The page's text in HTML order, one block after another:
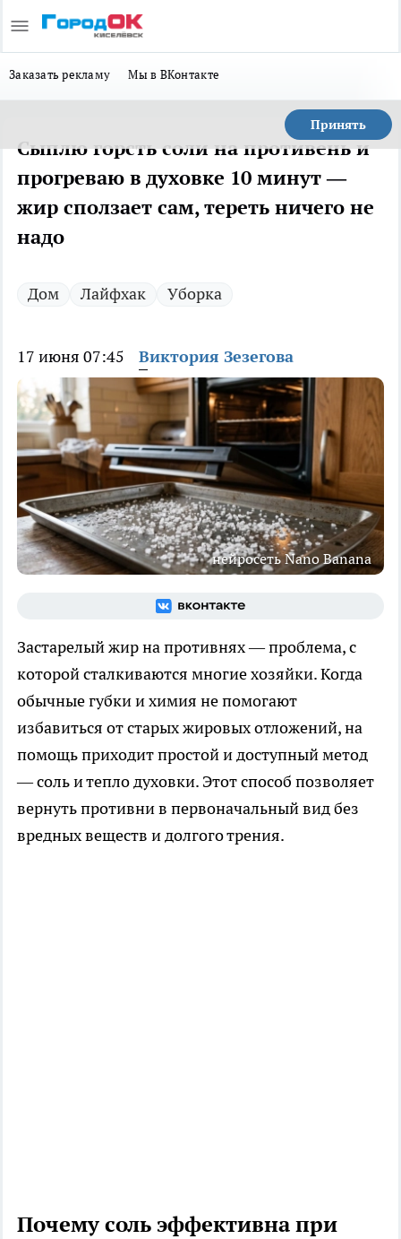
Заказать рекламу Мы в ВКонтакте
Принять
Сыплю горсть соли на противень и
прогреваю в духовке 10 минут —
жир сползает сам, тереть ничего не
надо
Дом Лайфхак Уборка
17 июня 07:45 Виктория Зезегова
нейросеть Nano Banana
Застарелый жир на противнях — проблема, с
которой сталкиваются многие хозяйки. Когда
обычные губки и химия не помогают
избавиться от старых жировых отложений, на
помощь приходит простой и доступный метод
— соль и тепло духовки. Этот способ позволяет
вернуть противни в первоначальный вид без
вредных веществ и долгого трения.
Почему соль эффективна при